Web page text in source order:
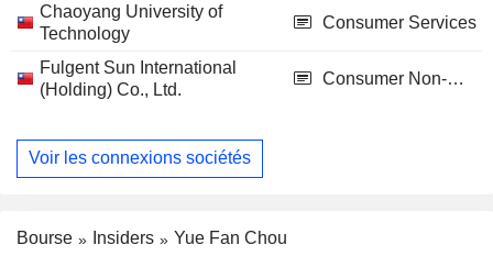
Chaoyang University of
Technology
Consumer Services
Fulgent Sun International
(Holding) Co., Ltd.
Consumer Non-Durables
Voir les connexions sociétés
Bourse Insiders Yue Fan Chou